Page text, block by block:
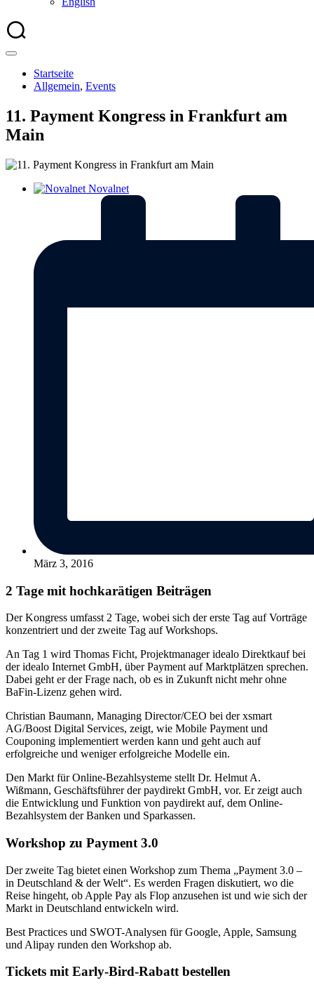
Startseite
Allgemein, Events
11. Payment Kongress in Frankfurt am
Main
Novalnet
März 3, 2016
2 Tage mit hochkarätigen Beiträgen
Der Kongress umfasst 2 Tage, wobei sich der erste Tag auf Vorträge
konzentriert und der zweite Tag auf Workshops.
An Tag 1 wird Thomas Ficht, Projektmanager idealo Direktkauf bei
der idealo Internet GmbH, über Payment auf Marktplätzen sprechen.
Dabei geht er der Frage nach, ob es in Zukunft nicht mehr ohne
BaFin-Lizenz gehen wird.
Christian Baumann, Managing Director/CEO bei der xsmart
AG/Boost Digital Services, zeigt, wie Mobile Payment und
Couponing implementiert werden kann und geht auch auf
erfolgreiche und weniger erfolgreiche Modelle ein.
Den Markt für Online-Bezahlsysteme stellt Dr. Helmut A.
Wißmann, Geschäftsführer der paydirekt GmbH, vor. Er zeigt auch
die Entwicklung und Funktion von paydirekt auf, dem Online-
Bezahlsystem der Banken und Sparkassen.
Workshop zu Payment 3.0
Der zweite Tag bietet einen Workshop zum Thema „Payment 3.0 –
in Deutschland & der Welt“. Es werden Fragen diskutiert, wo die
Reise hingeht, ob Apple Pay als Flop anzusehen ist und wie sich der
Markt in Deutschland entwickeln wird.
Best Practices und SWOT-Analysen für Google, Apple, Samsung
und Alipay runden den Workshop ab.
Tickets mit Early-Bird-Rabatt bestellen